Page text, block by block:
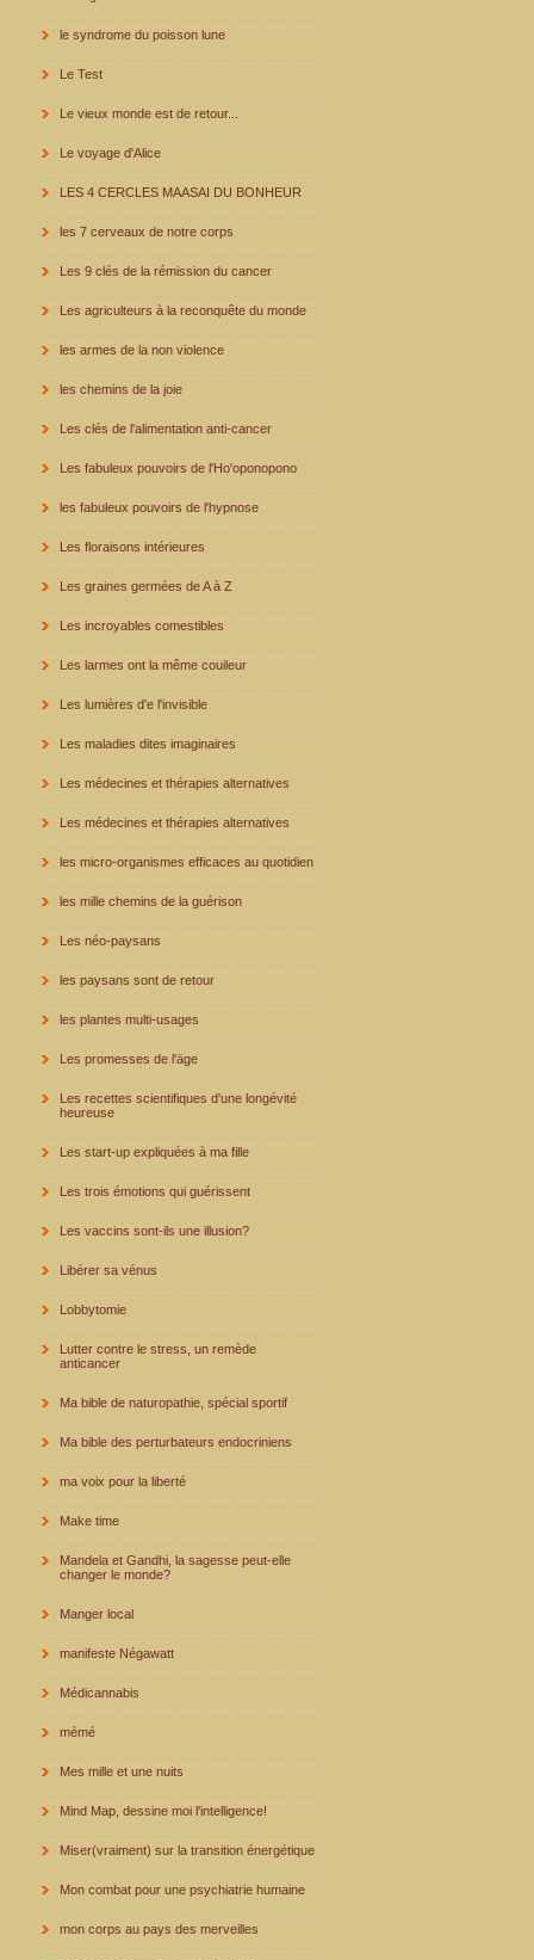
le syndrome du poisson lune
Le Test
Le vieux monde est de retour...
Le voyage d'Alice
LES 4 CERCLES MAASAI DU BONHEUR
les 7 cerveaux de notre corps
Les 9 clés de la rémission du cancer
Les agriculteurs à la reconquête du monde
les armes de la non violence
les chemins de la joie
Les clés de l'alimentation anti-cancer
Les fabuleux pouvoirs de l'Ho'oponopono
les fabuleux pouvoirs de l'hypnose
Les floraisons intérieures
Les graines germées de A à Z
Les incroyables comestibles
Les larmes ont la même couileur
Les lumières d'e l'invisible
Les maladies dites imaginaires
Les médecines et thérapies alternatives
Les médecines et thérapies alternatives
les micro-organismes efficaces au quotidien
les mille chemins de la guérison
Les néo-paysans
les paysans sont de retour
les plantes multi-usages
Les promesses de l'äge
Les recettes scientifiques d'une longévité
heureuse
Les start-up expliquées à ma fille
Les trois émotions qui guérissent
Les vaccins sont-ils une illusion?
Libérer sa vénus
Lobbytomie
Lutter contre le stress, un remède
anticancer
Ma bible de naturopathie, spécial sportif
Ma bible des perturbateurs endocriniens
ma voix pour la liberté
Make time
Mandela et Gandhi, la sagesse peut-elle
changer le monde?
Manger local
manifeste Négawatt
Médicannabis
mémé
Mes mille et une nuits
Mind Map, dessine moi l'intelligence!
Miser(vraiment) sur la transition énergétique
Mon combat pour une psychiatrie humaine
mon corps au pays des merveilles